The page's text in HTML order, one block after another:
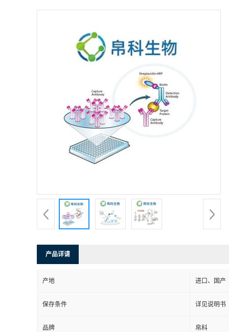
产品详请
产地 进口、国产
保存条件 详见说明书
品牌 帛科